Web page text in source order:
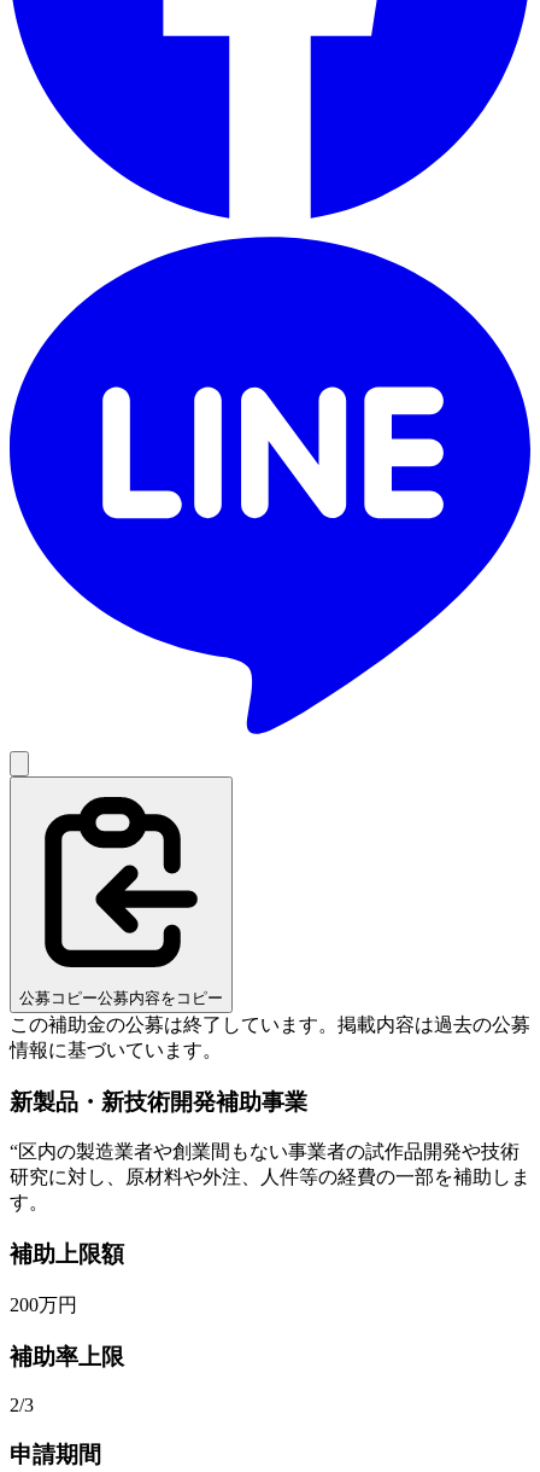
公募コピー公募内容をコピー
この補助金の公募は終了しています。 掲載内容は過去の公募
情報に基づいています。
新製品・新技術開発補助事業
“区内の製造業者や創業間もない事業者の試作品開発や技術
研究に対し、原材料や外注、人件等の経費の一部を補助しま
す。
補助上限額
200万円
補助率上限
2/3
申請期間